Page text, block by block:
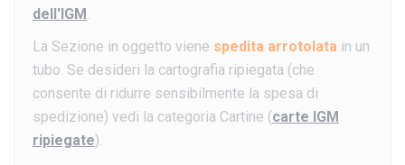
dell'IGM
La Sezione in oggetto viene spedita arrotolata in un
tubo. Se desideri la cartografia ripiegata (che
consente di ridurre sensibilmente la spesa di
spedizione) vedi la categoria Cartine (carte IGM
ripiegate).